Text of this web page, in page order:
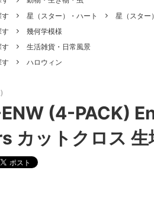
す
星（スター）・ハート
星（スター）
す
幾何学模様
す
生活雑貨・日常風景
す
ハロウィン
(4-PACK)
カットクロス 生